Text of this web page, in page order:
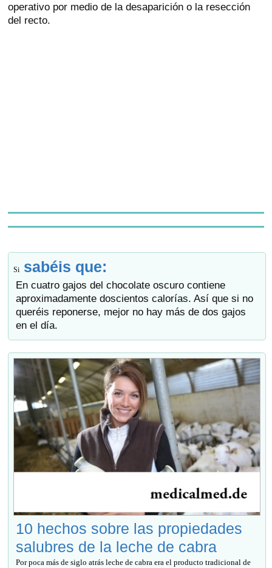
operativo por medio de la desaparición o la resección
del recto.
Si sabéis que:
En cuatro gajos del chocolate oscuro contiene
aproximadamente doscientos calorías. Así que si no
queréis reponerse, mejor no hay más de dos gajos
en el día.
10 hechos sobre las propiedades
salubres de la leche de cabra
Por poca más de siglo atrás leche de cabra era el producto tradicional de